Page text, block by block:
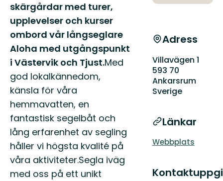
skärgårdar med turer,
upplevelser och kurser
ombord vår långseglare
Aloha med utgångspunkt
i Västervik och Tjust.Med
god lokalkännedom,
känsla för våra
hemmavatten, en
fantastisk segelbåt och
lång erfarenhet av segling
håller vi högsta kvalité på
våra aktiviteter.Segla iväg
med oss på ett unikt
Adress
Villavägen 1
593 70
Ankarsrum
Sverige
Länkar
Webbplats